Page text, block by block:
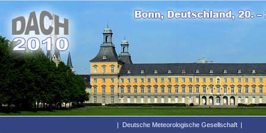
| Deutsche Meteorologische Gesellschaft |